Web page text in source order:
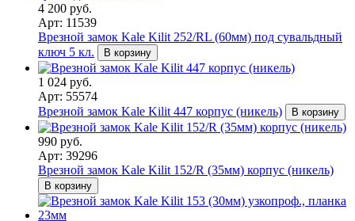
4 200 руб.
Арт: 11539
Врезной замок Kale Kilit 252/RL (60мм) под сувальдный
ключ 5 кл.
В корзину
1 024 руб.
Арт: 55574
Врезной замок Kale Kilit 447 корпус (никель)
В корзину
990 руб.
Арт: 39296
Врезной замок Kale Kilit 152/R (35мм) корпус (никель)
В корзину